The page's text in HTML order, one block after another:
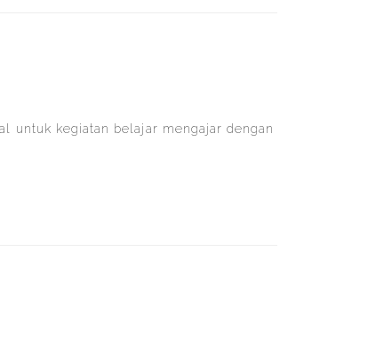
untuk kegiatan belajar mengajar dengan